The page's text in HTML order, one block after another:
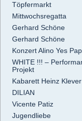
Töpfermarkt
Mittwochsregatta
Gerhard Schöne
Gerhard Schöne
Konzert Alino Yes
WHITE !!! –
Projekt
Kabarett Heinz Klever
DILIAN
Vicente Patiz
Jugendliebe